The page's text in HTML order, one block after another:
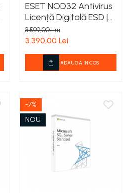
ESET NOD32 Antivirus
Licență Digitală ESD |
Antivirus PC Windows |
Protecție Anti-
3.599,00 Lei
3.390,00 Lei
ADAUGA IN COS
-7%
NOU